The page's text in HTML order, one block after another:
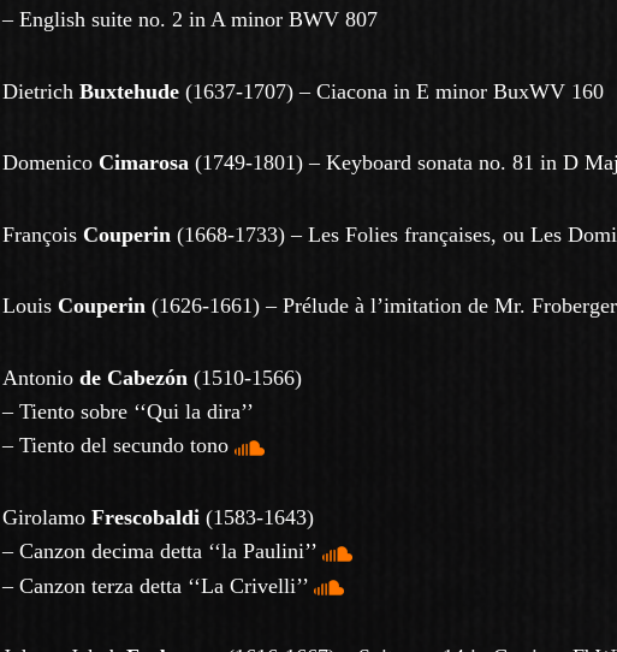
– English suite no. 2 in A minor BWV 807
Dietrich Buxtehude(1637-1707) – Ciacona in E minor BuxWV 160
Domenico Cimarosa(1749-1801) – Keyboard sonata no. 81 in D
François Couperin (1668-1733) – Les Folies françaises, ou Les
Louis Couperin(1626-1661) – Prélude à l’imitation de Mr. Froberger
Antonio de Cabezón(1510-1566)
– Tiento sobre ‘‘Qui la dira’’
– Tiento del secundo tono
Girolamo Frescobaldi(1583-1643)
– Canzon decima detta ‘‘la Paulini’’
– Canzon terza detta ‘‘La Crivelli’’